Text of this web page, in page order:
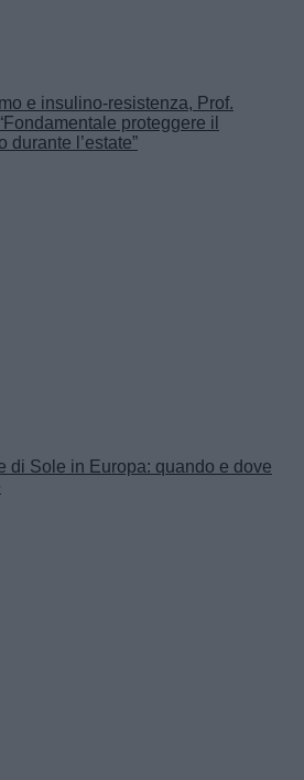
e insulino-resistenza, Prof.
proteggere il
durante l’estate”
di Sole in Europa: quando e dove